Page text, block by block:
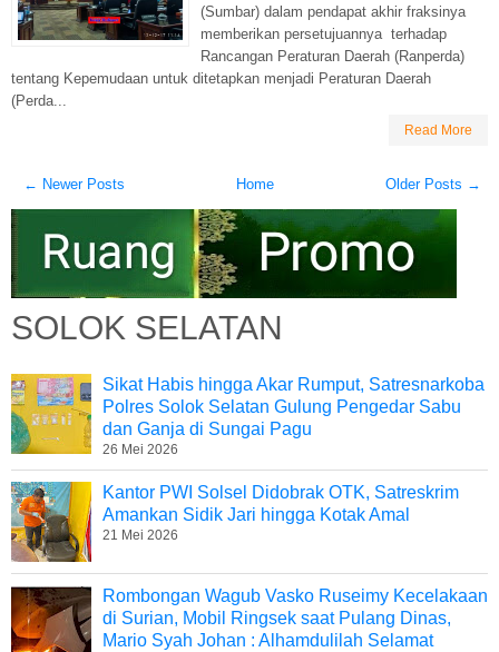
(Sumbar) dalam pendapat akhir fraksinya
memberikan persetujuannya terhadap
Rancangan Peraturan Daerah (Ranperda)
tentang Kepemudaan untuk ditetapkan menjadi Peraturan Daerah
(Perda...
Read More
← Newer Posts Older Posts →
Home
SOLOK SELATAN
Sikat Habis hingga Akar Rumput, Satresnarkoba
Polres Solok Selatan Gulung Pengedar Sabu
dan Ganja di Sungai Pagu
26 Mei 2026
Kantor PWI Solsel Didobrak OTK, Satreskrim
Amankan Sidik Jari hingga Kotak Amal
21 Mei 2026
Rombongan Wagub Vasko Ruseimy Kecelakaan
di Surian, Mobil Ringsek saat Pulang Dinas,
Mario Syah Johan : Alhamdulilah Selamat